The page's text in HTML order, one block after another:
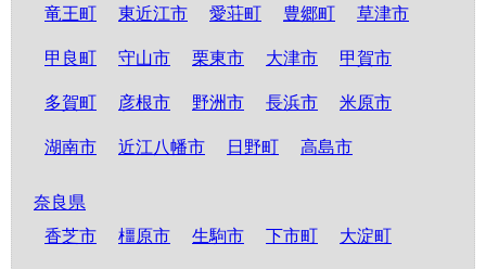
竜王町
東近江市 愛荘町 豊郷町 草津市
甲良町 守山市 栗東市 大津市 甲賀市
多賀町 彦根市 野洲市 長浜市 米原市
湖南市 近江八幡市 日野町 高島市
奈良県
香芝市
橿原市 生駒市 下市町 大淀町